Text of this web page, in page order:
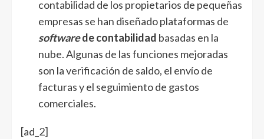
contabilidad de los propietarios de pequeñas
empresas se han diseñado plataformas de
softwarede contabilidad basadas en la
nube. Algunas de las funciones mejoradas
son la verificación de saldo, el envío de
facturas y el seguimiento de gastos
comerciales.
[ad_2]